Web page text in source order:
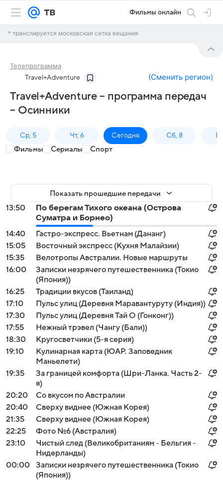
Фильмы онлайн
* транслируется московская сетка вещания
Телепрограмма
Travel+Adventure (Сменить регион)
Travel+Adventure – программа передач
– Осинники
Ср, 5 Чт, 6 Сегодня Сб, 8
Фильмы Сериалы Спорт
Показать прошедшие передачи
13:50
По берегам Тихого океана (Острова
Суматра и Борнео)
14:40
Гастро-экспресс. Вьетнам (Дананг)
15:05
Восточный экспресс (Кухня Малайзии)
15:35
Велотропы Австралии. Новые маршруты
16:00
Записки незрячего путешественника (Токио
(Япония))
16:25
Традиции вкусов (Таиланд)
17:10
Пульс улиц (Деревня Маравантуруту (Индия))
17:30
Пульс улиц (Деревня Тай О (Гонконг))
17:55
Нежный трэвел (Чангу (Бали))
18:30
Кругосветчики (5-я серия)
19:10
Кулинарная карта (ЮАР. Заповедник
Маньелети)
19:35
За границей комфорта (Шри-Ланка. Часть 2-
я)
20:20
Со вкусом по Австралии
20:40
Сверху виднее (Южная Корея)
21:35
Сверху виднее (Южная Корея)
22:25
Фото №6 (Австралия)
23:10
Чистый след (Великобританиям - Бельгия -
Нидерланды)
00:00
Записки незрячего путешественника (Токио
(Япония))